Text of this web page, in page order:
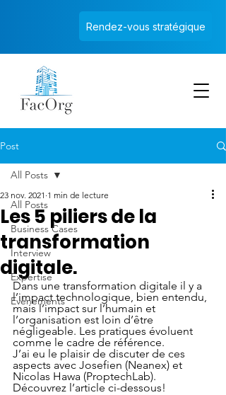
Rendez-vous stratégique
Post
All Posts
Business Cases
Interview
Expertise
Evènements
All Posts
Les 5 piliers de la
transformation
digitale.
23 nov. 2021 1 min de lecture
Dans une transformation digitale il y a
l’impact technologique, bien entendu,
mais l’impact sur l’humain et
l’organisation est loin d’être
négligeable. Les pratiques évoluent
comme le cadre de référence.
J’ai eu le plaisir de discuter de ces
aspects avec Josefien (Neanex) et
Nicolas Hawa (ProptechLab).
Découvrez l’article ci-dessous!